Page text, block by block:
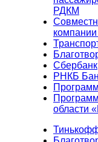
РДКМ
Сбербанк
РНКБ
области